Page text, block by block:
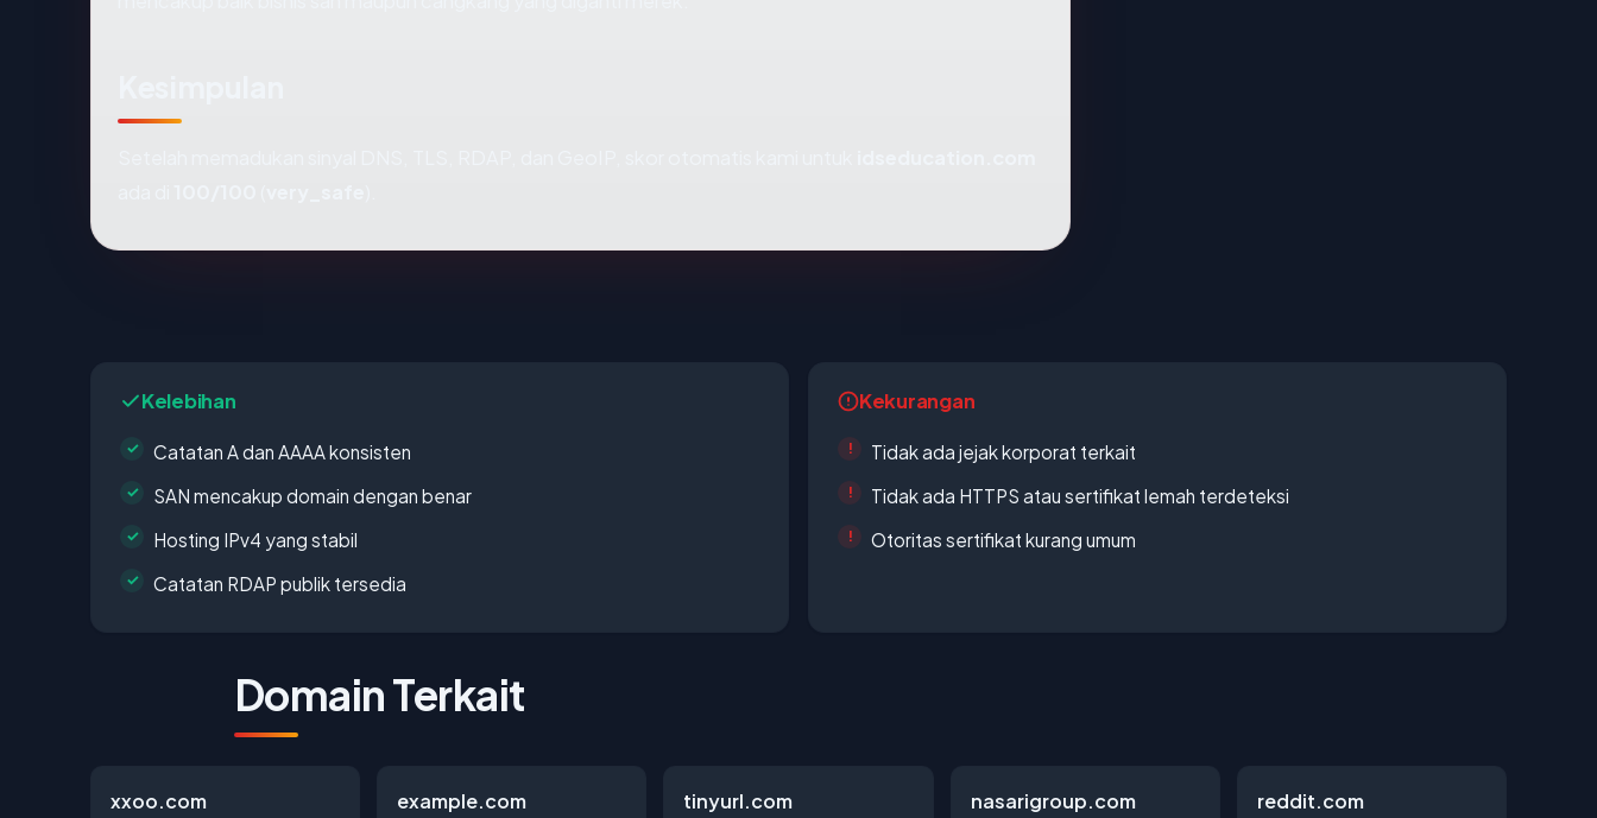
Kelebihan
Catatan A dan AAAA konsisten
SAN mencakup domain dengan benar
Hosting IPv4 yang stabil
Catatan RDAP publik tersedia
Kekurangan
Tidak ada jejak korporat terkait
Tidak ada HTTPS atau sertifikat lemah terdeteksi
Otoritas sertifikat kurang umum
Domain Terkait
xxoo.com example.com tinyurl.com nasarigroup.com reddit.com